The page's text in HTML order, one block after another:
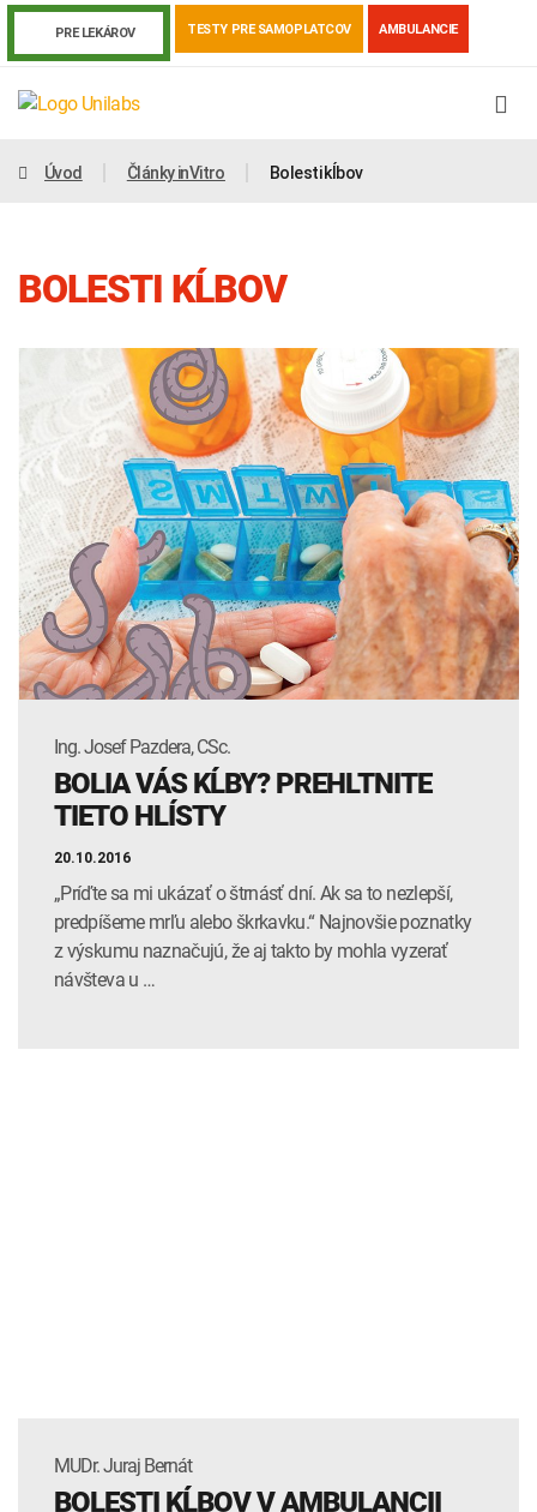
PRE LEKÁROV TESTY PRE SAMOPLATCOV AMBULANCIE
Genetika Covid-19 Žiadanky a tlačivá
Výsledky vyšetrení Kortizol Odberová príručka
INTOLERANCIA POTRAVÍN Lymská borelióza
Human papillomavirus (HPV)
Úvod Články inVitro Bolesti kĺbov
BOLESTI KĹBOV
Ing. Josef Pazdera, CSc.
BOLIA VÁS KĹBY? PREHLTNITE
TIETO HLÍSTY
20.10.2016
„Príďte sa mi ukázať o štrnásť dní. Ak sa to nezlepší,
predpíšeme mrľu alebo škrkavku.“ Najnovšie poznatky
z výskumu naznačujú, že aj takto by mohla vyzerať
návšteva u …
MUDr. Juraj Bernát
BOLESTI KĹBOV V AMBULANCII